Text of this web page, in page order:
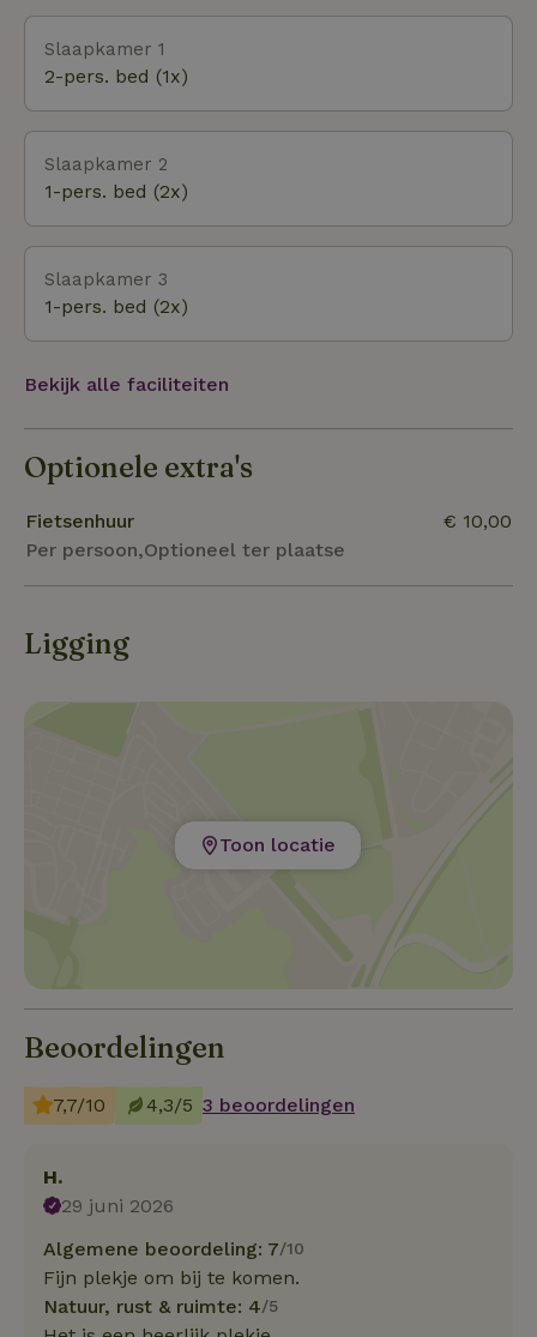
Slaapkamer 1
2-pers. bed (1x)
Slaapkamer 2
1-pers. bed (2x)
Slaapkamer 3
1-pers. bed (2x)
Bekijk alle faciliteiten
Optionele extra's
Fietsenhuur
Per persoon,Optioneel ter plaatse
€ 10,00
Ligging
Toon locatie
Beoordelingen
7,7/10 4,3/5 3 beoordelingen
H.
29 juni 2026
Algemene beoordeling: 7/10
Fijn plekje om bij te komen.
Natuur, rust & ruimte: 4/5